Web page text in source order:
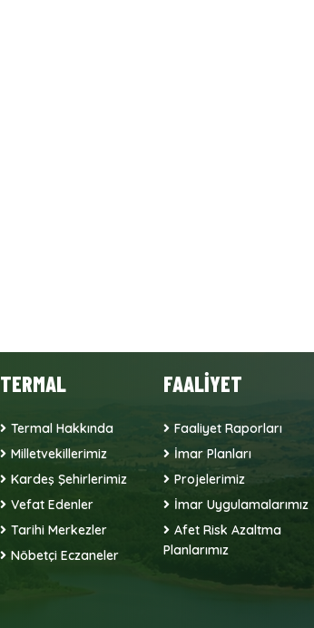
TERMAL
Termal Hakkında
Milletvekillerimiz
Kardeş Şehirlerimiz
Vefat Edenler
Tarihi Merkezler
Nöbetçi Eczaneler
FAALİYET
Faaliyet Raporları
İmar Planları
Projelerimiz
İmar Uygulamalarımız
Afet Risk Azaltma
Planlarımız